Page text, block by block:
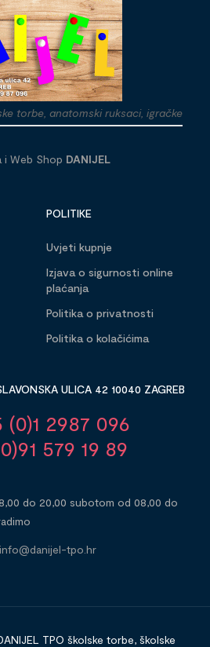
torbe, anatomski ruksaci, igračke
i Web Shop DANIJEL
POLITIKE
Uvjeti kupnje
Izjava o sigurnosti online
plaćanja
Politika o privatnosti
Politika o kolačićima
ULICA 42 10040 ZAGREB
(0)1 2987 096
579 19 89
do 20,00 subotom od 08,00 do
info@danijel-tpo.hr
TPO školske torbe, školske